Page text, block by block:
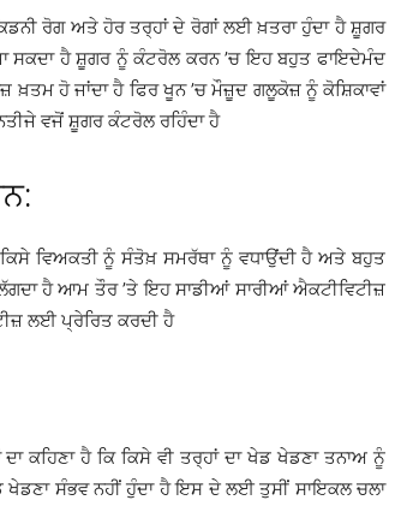
ਰੋਗ ਅਤੇ ਹੋਰ ਤਰ੍ਹਾਂ ਦੇ ਰੋਗਾਂ ਲਈ ਖ਼ਤਰਾ ਹੁੰਦਾ ਹੈ ਸ਼ੂਗਰ
ਸਕਦਾ ਹੈ ਸ਼ੂਗਰ ਨੂੰ ਕੰਟਰੋਲ ਕਰਨ ’ਚ ਇਹ ਬਹੁਤ ਫਾਇਦੇਮੰਦ
ਖ਼ਤਮ ਹੋ ਜਾਂਦਾ ਹੈ ਫਿਰ ਖੂਨ ’ਚ ਮੌਜ਼ੂਦ ਗਲੂਕੋਜ਼ ਨੂੰ ਕੋਸ਼ਿਕਾਵਾਂ
ਵਜੋਂ ਸ਼ੂਗਰ ਕੰਟਰੋਲ ਰਹਿੰਦਾ ਹੈ
ਵਿਅਕਤੀ ਨੂੰ ਸੰਤੋਖ਼ ਸਮਰੱਥਾ ਨੂੰ ਵਧਾਉਂਦੀ ਹੈ ਅਤੇ ਬਹੁਤ
ਹੈ ਆਮ ਤੌਰ ’ਤੇ ਇਹ ਸਾਡੀਆਂ ਸਾਰੀਆਂ ਐਕਟੀਵਿਟੀਜ਼
ਲਈ ਪ੍ਰੇਰਿਤ ਕਰਦੀ ਹੈ
ਕਹਿਣਾ ਹੈ ਕਿ ਕਿਸੇ ਵੀ ਤਰ੍ਹਾਂ ਦਾ ਖੇਡ ਖੇਡਣਾ ਤਨਾਅ ਨੂੰ
ਸੰਭਵ ਨਹੀਂ ਹੁੰਦਾ ਹੈ ਇਸ ਦੇ ਲਈ ਤੁਸੀਂ ਸਾਇਕਲ ਚਲਾ